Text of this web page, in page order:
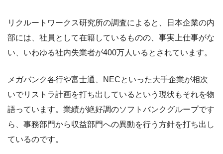
リクルートワークス研究所の調査によると、日本企業の内
部には、社員として在籍しているものの、事実上仕事がな
い、いわゆる社内失業者が400万人いるとされています。
メガバンク各行や富士通、NECといった大手企業が相次
いでリストラ計画を打ち出しているという現状もそれを物
語っています。業績が絶好調のソフトバンクグループです
ら、事務部門から収益部門への異動を行う方針を打ち出し
ているのです。